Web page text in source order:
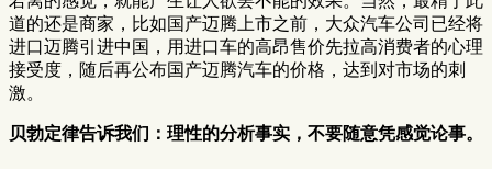
道的还是商家，比如国产迈腾上市之前，大众汽车公司已经将
进口迈腾引进中国，用进口车的高昂售价先拉高消费者的心理
接受度，随后再公布国产迈腾汽车的价格，达到对市场的刺
激。
贝勃定律告诉我们：理性的分析事实，不要随意凭感觉论事。